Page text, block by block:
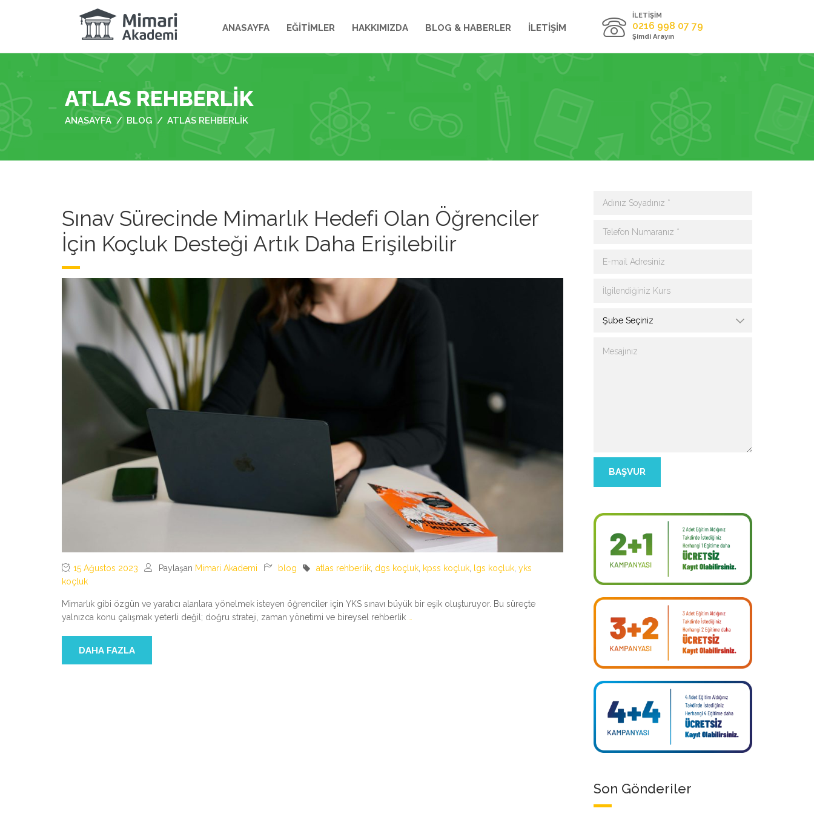
ANASAYFA EĞİTİMLER HAKKIMIZDA BLOG & HABERLER İLETİŞİM
İLETİŞİM
0216 998 07 79
Şimdi Arayın
ATLAS REHBERLIK
ANASAYFA BLOG ATLAS REHBERLIK
Sınav Sürecinde Mimarlık Hedefi Olan Öğrenciler
İçin Koçluk Desteği Artık Daha Erişilebilir
15 Ağustos 2023 Paylaşan Mimari Akademi blog atlas rehberlik, dgs koçluk, kpss koçluk, lgs koçluk, yks
koçluk
Mimarlık gibi özgün ve yaratıcı alanlara yönelmek isteyen öğrenciler için YKS sınavı büyük bir eşik oluşturuyor. Bu süreçte
yalnızca konu çalışmak yeterli değil; doğru strateji, zaman yönetimi ve bireysel rehberlik …
DAHA FAZLA
Son Gönderiler